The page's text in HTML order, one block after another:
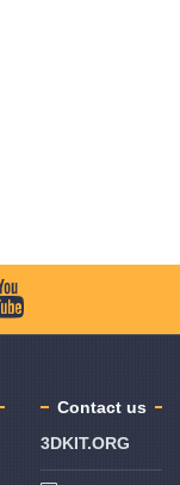
Contact us
3DKIT.ORG